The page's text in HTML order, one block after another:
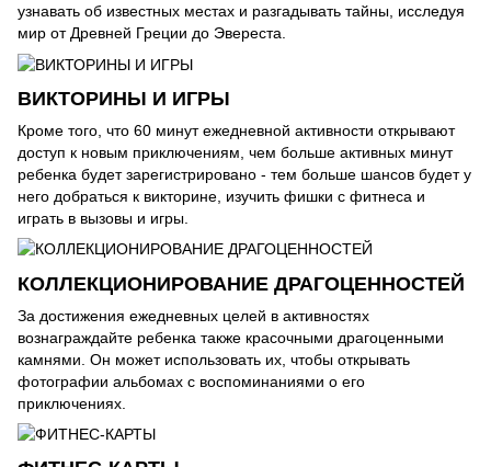
узнавать об известных местах и разгадывать тайны, исследуя
мир от Древней Греции до Эвереста.
ВИКТОРИНЫ И ИГРЫ
Кроме того, что 60 минут ежедневной активности открывают
доступ к новым приключениям, чем больше активных минут
ребенка будет зарегистрировано - тем больше шансов будет у
него добраться к викторине, изучить фишки с фитнеса и
играть в вызовы и игры.
КОЛЛЕКЦИОНИРОВАНИЕ ДРАГОЦЕННОСТЕЙ
За достижения ежедневных целей в активностях
вознаграждайте ребенка также красочными драгоценными
камнями. Он может использовать их, чтобы открывать
фотографии альбомах с воспоминаниями о его
приключениях.